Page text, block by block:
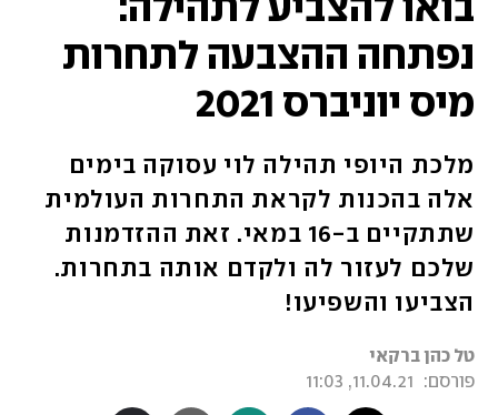
נפתחה ההצבעה לתחרות
מיס יוניברס 2021
מלכת היופי תהילה לוי עסוקה בימים
אלה בהכנות לקראת התחרות העולמית
שתתקיים ב-16 במאי. זאת ההזדמנות
שלכם לעזור לה ולקדם אותה בתחרות.
הצביעו והשפיעו!
טל כהן ברקאי
פורסם:
11.04.21, 11:03